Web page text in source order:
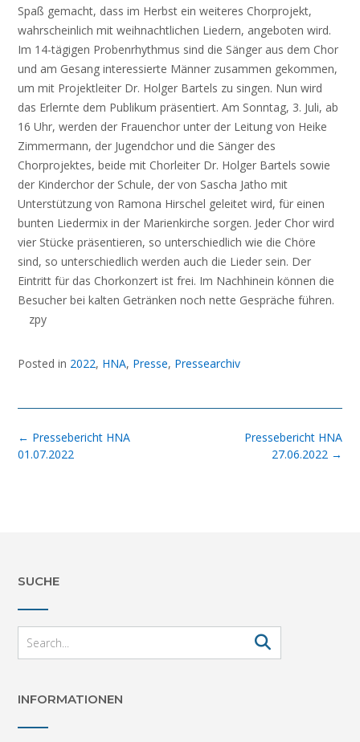
Spaß gemacht, dass im Herbst ein weiteres Chorprojekt,
wahrscheinlich mit weihnachtlichen Liedern, angeboten wird.
Im 14-tägigen Probenrhythmus sind die Sänger aus dem Chor
und am Gesang interessierte Männer zusammen gekommen,
um mit Projektleiter Dr. Holger Bartels zu singen. Nun wird
das Erlernte dem Publikum präsentiert. Am Sonntag, 3. Juli, ab
16 Uhr, werden der Frauenchor unter der Leitung von Heike
Zimmermann, der Jugendchor und die Sänger des
Chorprojektes, beide mit Chorleiter Dr. Holger Bartels sowie
der Kinderchor der Schule, der von Sascha Jatho mit
Unterstützung von Ramona Hirschel geleitet wird, für einen
bunten Liedermix in der Marienkirche sorgen. Jeder Chor wird
vier Stücke präsentieren, so unterschiedlich wie die Chöre
sind, so unterschiedlich werden auch die Lieder sein. Der
Eintritt für das Chorkonzert ist frei. Im Nachhinein können die
Besucher bei kalten Getränken noch nette Gespräche führen.
zpy
Posted in 2022, HNA, Presse, Pressearchiv
Post
navigation
Pressebericht HNA
27.06.2022 →
← Pressebericht HNA
01.07.2022
SUCHE
INFORMATIONEN